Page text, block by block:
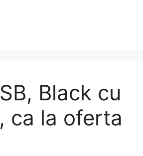
Black cu
ca la oferta